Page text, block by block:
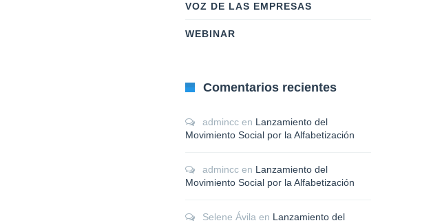
VOZ DE LAS EMPRESAS
WEBINAR
Comentarios recientes
admincc en Lanzamiento del
Movimiento Social por la Alfabetización
admincc en Lanzamiento del
Movimiento Social por la Alfabetización
Selene Ávila en Lanzamiento del